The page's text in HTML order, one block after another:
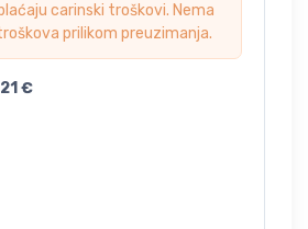
carinski troškovi. Nema
prilikom preuzimanja.
€